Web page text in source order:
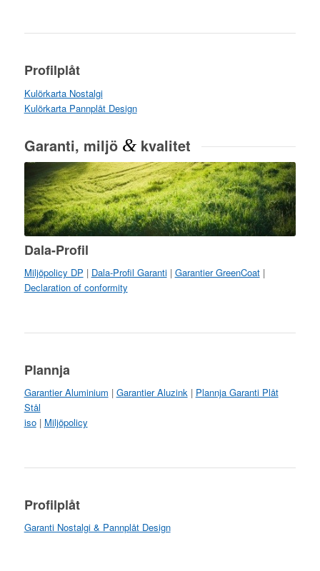
Profilplåt
Kulörkarta Nostalgi
Kulörkarta Pannplåt Design
Garanti, miljö &kvalitet
Dala-Profil
Miljöpolicy DP | Dala-Profil Garanti| Garantier GreenCoat|
Declaration of conformity
Plannja
Garantier Aluminium | Garantier Aluzink| Plannja Garanti Plåt
Stål
iso| Miljöpolicy
Profilplåt
Garanti Nostalgi & Pannplåt Design